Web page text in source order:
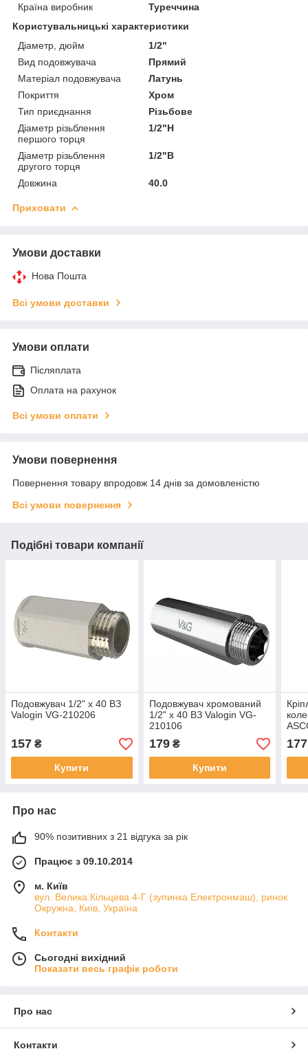
Країна виробник
Туреччина
Користувальницькі характеристики
Діаметр, дюйм
1/2"
Вид подовжувача
Прямий
Матеріал подовжувача
Латунь
Покриття
Хром
Тип приєднання
Різьбове
Діаметр різьблення
першого торця
1/2"Н
Діаметр різьблення
другого торця
1/2"В
Довжина 40.0
Приховати
Умови доставки
Нова Пошта
Всі умови доставки
Умови оплати
Післяплата
Оплата на рахунок
Всі умови оплати
Умови повернення
Повернення товару впродовж 14 днів за домовленістю
Всі умови повернення
Подібні товари компанії
Подовжувач 1/2" x 40 ВЗ
Valogin VG-210206
157 ₴
Купити
Подовжувач хромований
1/2" x 40 ВЗ Valogin VG-
210106
179₴
Купити
Про нас
90% позитивних з 21 відгука за рік
Працює з 09.10.2014
м. Київ
вул. Велика Кільцева 4-Г (зупинка Електронмаш), ринок
Окружна, Київ, Україна
Контакти
Сьогодні вихідний
Показати весь графік роботи
Про нас
Контакти